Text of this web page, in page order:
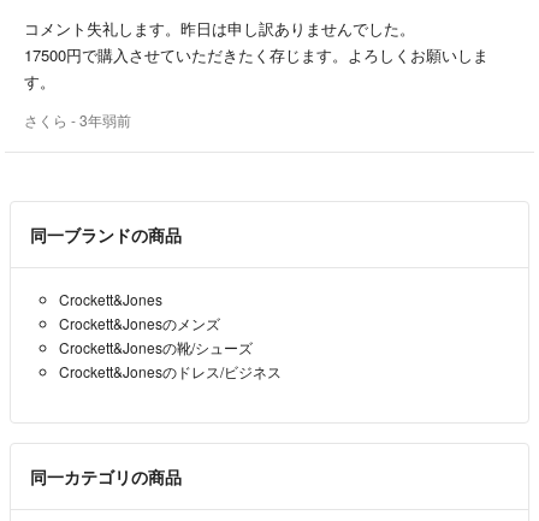
コメント失礼します。昨日は申し訳ありませんでした。
17500円で購入させていただきたく存じます。よろしくお願いしま
す。
さくら - 3年弱前
同一ブランドの商品
Crockett&Jones
Crockett&Jonesのメンズ
Crockett&Jonesの靴/シューズ
Crockett&Jonesのドレス/ビジネス
同一カテゴリの商品